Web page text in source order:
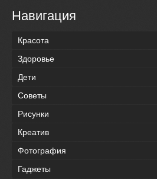
Навигация
Красота
Здоровье
Дети
Советы
Рисунки
Креатив
Фотография
Гаджеты